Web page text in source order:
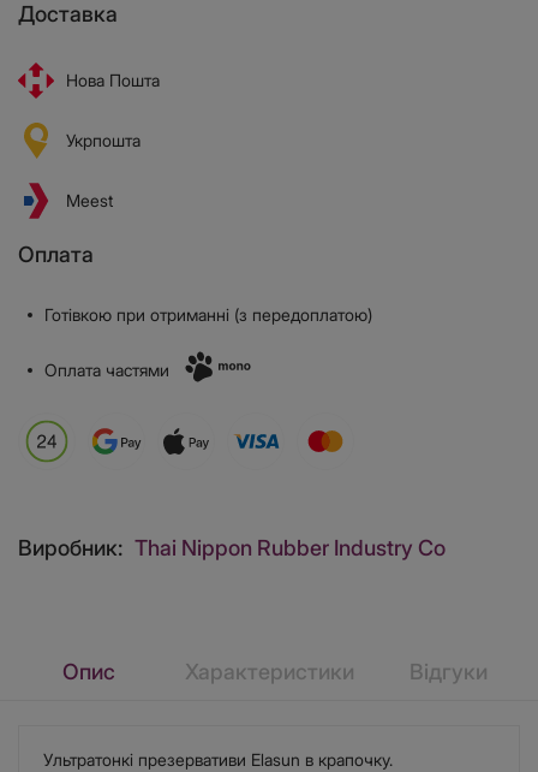
Доставка
Нова Пошта
Укрпошта
Meest
Оплата
Готівкою при отриманні (з передоплатою)
Оплата частями
Виробник: Thai Nippon Rubber Industry Co
Опис Характеристики Відгуки
Ультратонкі презервативи Elasun в крапочку.